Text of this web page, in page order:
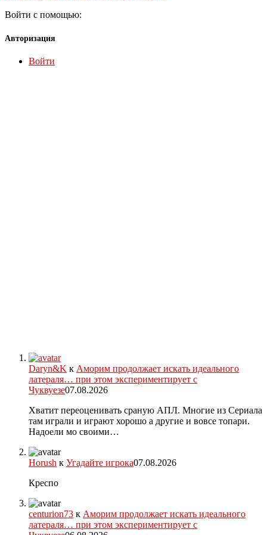
Войти с помощью:
Авторизация
Войти
Daryn&K к Аморим продолжает искать идеального
латераля… при этом экспериментирует с
Чуквуезе07.08.2026
Хватит переоценивать сраную АПЛ. Многие из Сериала
там играли и играют хорошо а другие и вовсе топари.
Надоели мо своими…
Horush к Угадайте игрока07.08.2026
Креспо
centurion73 к Аморим продолжает искать идеального
латераля… при этом экспериментирует с